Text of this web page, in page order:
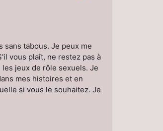
tabous. Je peux me
vous plaît, ne restez pas à
jeux de rôle sexuels. Je
mes histoires et en
si vous le souhaitez. Je